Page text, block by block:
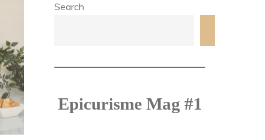
Search
Epicurisme Mag #1